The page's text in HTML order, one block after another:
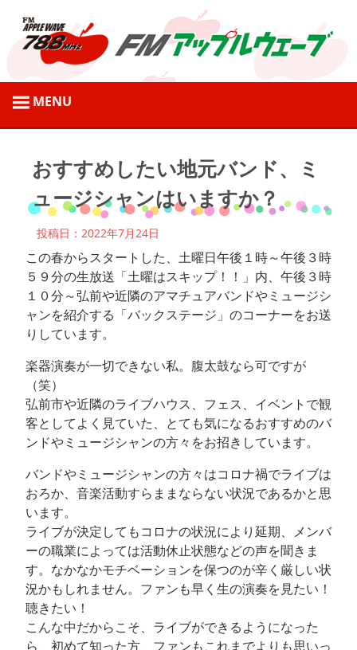
ツ
ス
弘
前
市
域
を
発
信
す
コ
ミ
ュ
ニ
ィ
FM
放
送
局
2022年7月24日
パーソナリティブログ
おすすめしたい地元バンド、ミ
ュージシャンはいますか？
投稿日：2022年7月24日
この春からスタートした、土曜日午後１時～午後３時
５９分の生放送「土曜はスキップ！！」内、午後３時
１０分～弘前や近隣のアマチュアバンドやミュージシ
ャンを紹介する「バックステージ」のコーナーをお送
りしています。
楽器演奏が一切できない私。腹太鼓なら可ですが
（笑）
弘前市や近隣のライブハウス、フェス、イベントで観
客としてよく見ていた、とても気になるおすすめのバ
ンドやミュージシャンの方々をお招きしています。
バンドやミュージシャンの方々はコロナ禍でライブは
おろか、音楽活動すらままならない状況であるかと思
います。
ライブが決定してもコロナの状況により延期、メンバ
ーの職業によっては活動休止状態などの声を聞きま
す。なかなかモチベーションを保つのが辛く厳しい状
況かもしれません。ファンも早く生の演奏を見たい！
聴きたい！
こんな中だからこそ、ライブができるようになった
ら、初めて知った方、ファンもこれまでよりも思いっ